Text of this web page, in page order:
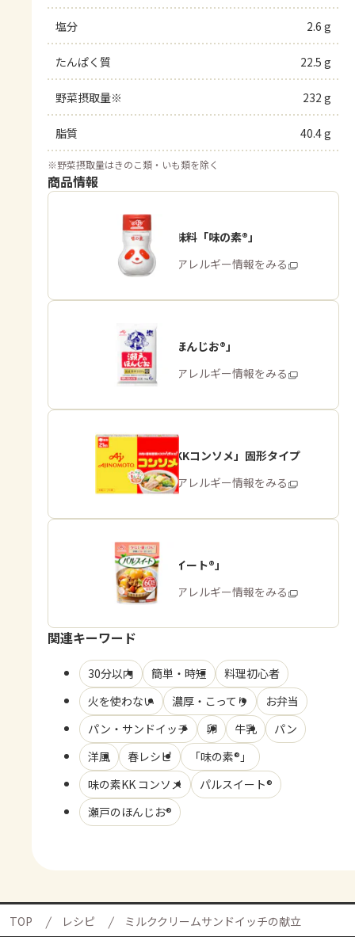
塩分 2.6 g
たんぱく質 22.5 g
野菜摂取量※ 232 g
脂質 40.4 g
※野菜摂取量はきのこ類・いも類を除く
商品情報
うま味調味料「味の素®」
商品・アレルギー情報をみる
「瀬戸のほんじお®」
商品・アレルギー情報をみる
「味の素KKコンソメ」固形タイプ
商品・アレルギー情報をみる
「パルスイート®」
商品・アレルギー情報をみる
関連キーワード
30分以内 簡単・時短
料理初心者
火を使わない
濃厚・こってり
お弁当
パン・サンドイッチ
卵 牛乳
パン
洋風
春レシピ
「味の素®」
味の素KK コンソメ
パルスイート®
瀬戸のほんじお®
TOP レシピ ミルククリームサンドイッチの献立